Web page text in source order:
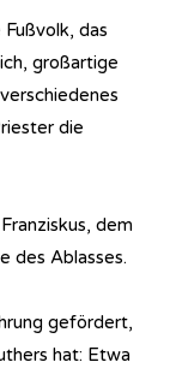
das
großartige
die
dem
des Ablasses.
gefördert,
hat: Etwa